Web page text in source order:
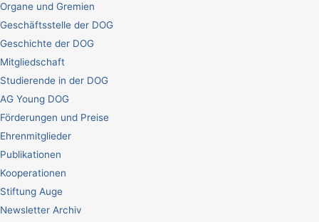
Organe und Gremien
Geschäftsstelle der DOG
Geschichte der DOG
Mitgliedschaft
Studierende in der DOG
AG Young DOG
Förderungen und Preise
Ehrenmitglieder
Publikationen
Kooperationen
Stiftung Auge
Newsletter Archiv